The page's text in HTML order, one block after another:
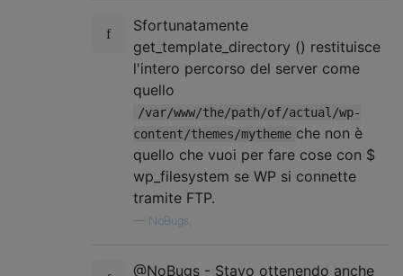
Sfortunatamente
get_template_directory () restituisce
l'intero percorso del server come
quello
/var/www/the/path/of/actual/wp-
content/themes/mytheme che non è
quello che vuoi per fare cose con $
wp_filesystem se WP si connette
tramite FTP.
NoBugs,
@NoBugs - Stavo ottenendo anche